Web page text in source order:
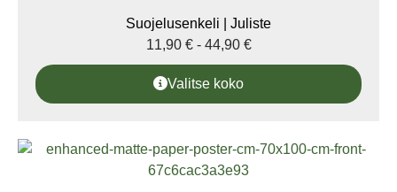
Suojelusenkeli | Juliste
11,90 € - 44,90 €
Valitse koko